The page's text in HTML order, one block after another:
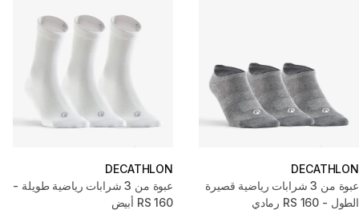
DECATHLON
عبوة من 3 شرابات رياضية قصيرة
الطول - RS 160 رمادي
DECATHLON
عبوة من 3 شرابات رياضية طويلة -
RS 160 أبيض